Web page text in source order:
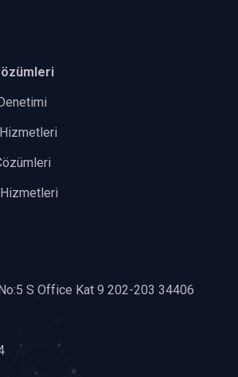
Hizmetleri
Hizmetleri
S Office Kat 9 202-203 34406